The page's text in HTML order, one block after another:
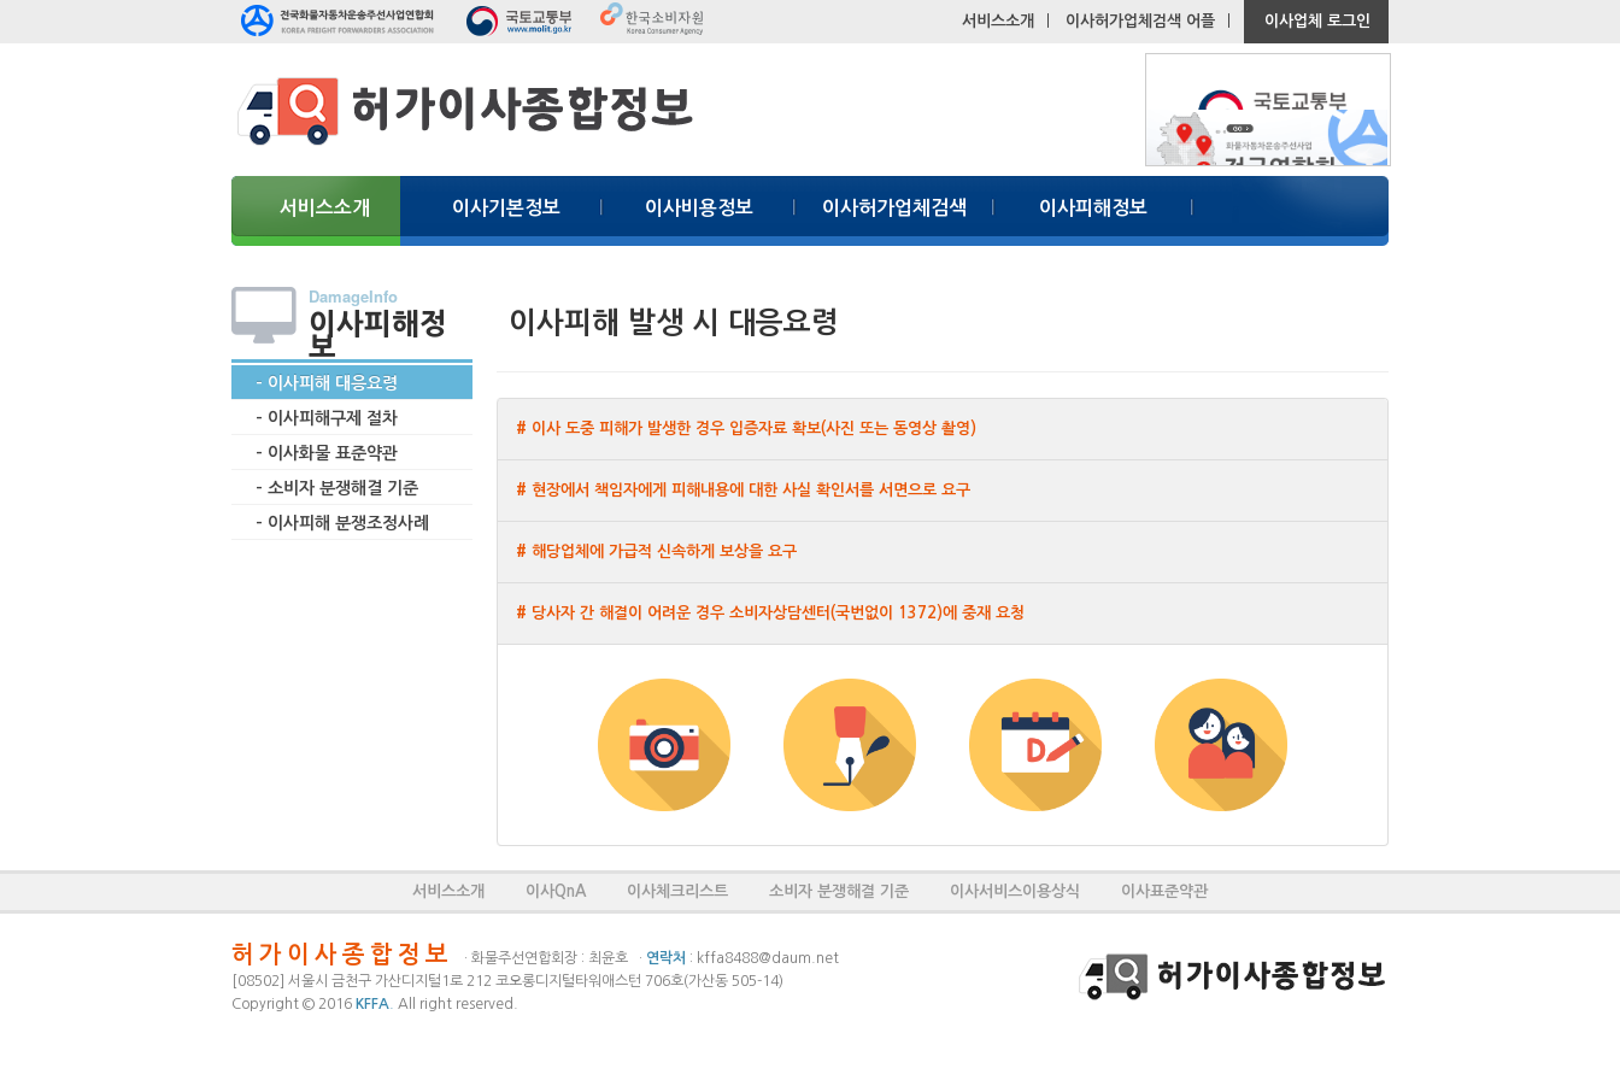
서비스소개 이사허가업체검색 어플 이사업체 로그인
서비스소개 이사기본정보 이사비용정보 이사허가업체검색 이사피해정보
DamageInfo
이사피해정
보
- 이사피해 대응요령
- 이사피해구제 절차
- 이사화물 표준약관
- 소비자 분쟁해결 기준
- 이사피해 분쟁조정사례
이사피해 발생 시 대응요령
# 이사 도중 피해가 발생한 경우 입증자료 확보(사진 또는 동영상 촬영)
# 현장에서 책임자에게 피해내용에 대한 사실 확인서를 서면으로 요구
# 해당업체에 가급적 신속하게 보상을 요구
# 당사자 간 해결이 어려운 경우 소비자상담센터(국번없이 1372)에 중재 요청
서비스소개 이사QnA 이사체크리스트 소비자 분쟁해결 기준 이사서비스이용상식 이사표준약관
허가이사종합정보 · 화물주선연합회장 : 최윤호 · 연락처 : kffa8488@daum.net
[08502] 서울시 금천구 가산디지털1로 212 코오롱디지털타워애스턴 706호(가산동 505-14)
Copyright © 2016 KFFA All right reserved.